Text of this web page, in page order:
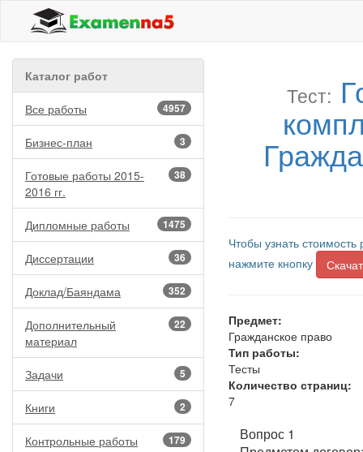
Каталог работ
4957
Все работы
3
Бизнес-план
38
Готовые работы 2015-
2016 гг.
1475
Дипломные работы
36
Диссертации
352
Доклад/Баяндама
22
Дополнительный
материал
5
Задачи
2
Книги
179
Контрольные работы
Тест:
Чтобы узнать
нажмите кнопку
Предмет:
Гражданское право
Тип работы:
Тесты
Количество страниц:
7
Вопрос 1